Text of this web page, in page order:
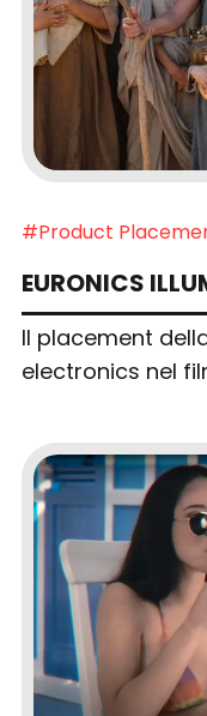
#Product
EURONICS
Il placement
electronics nel